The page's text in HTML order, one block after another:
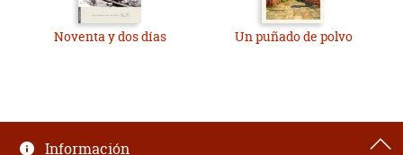
Noventa y dos días Un puñado de polvo
Información